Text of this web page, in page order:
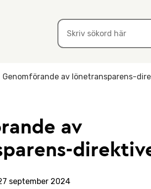
Genomförande av lönetransparens-
av
september 2024